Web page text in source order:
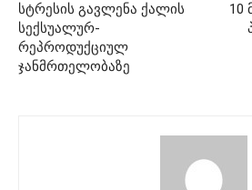
სტრესის გავლენა ქალის
სექსუალურ-
რეპროდუქციულ
ჯანმრთელობაზე
10